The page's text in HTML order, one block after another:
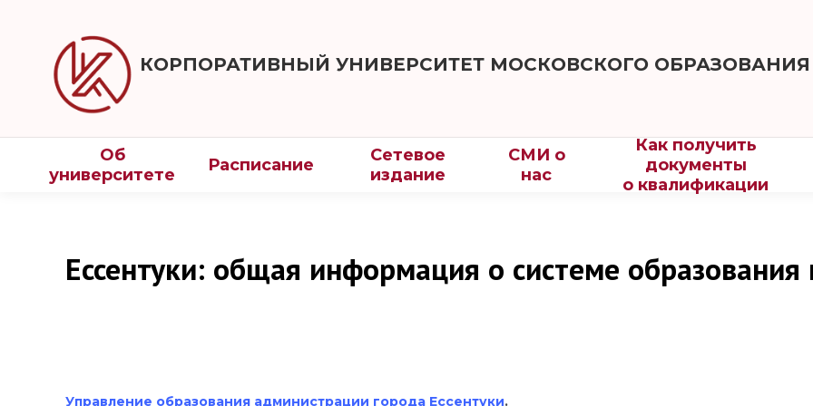
КОРПОРАТИВНЫЙ УНИВЕРСИТЕТ МОСКОВСКОГО ОБРАЗОВАНИЯ
Об
университете
Расписание
Сетевое
издание
СМИ о
нас
Как получить
документы
о квалификации
Ессентуки: общая информация о системе образования
Управление образования администрации города Ессентуки.